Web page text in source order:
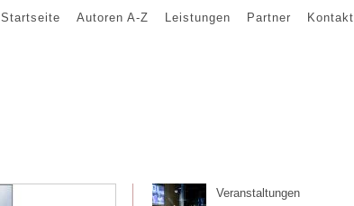
Startseite Autoren A-Z Leistungen Partner Kontakt
Veranstaltungen